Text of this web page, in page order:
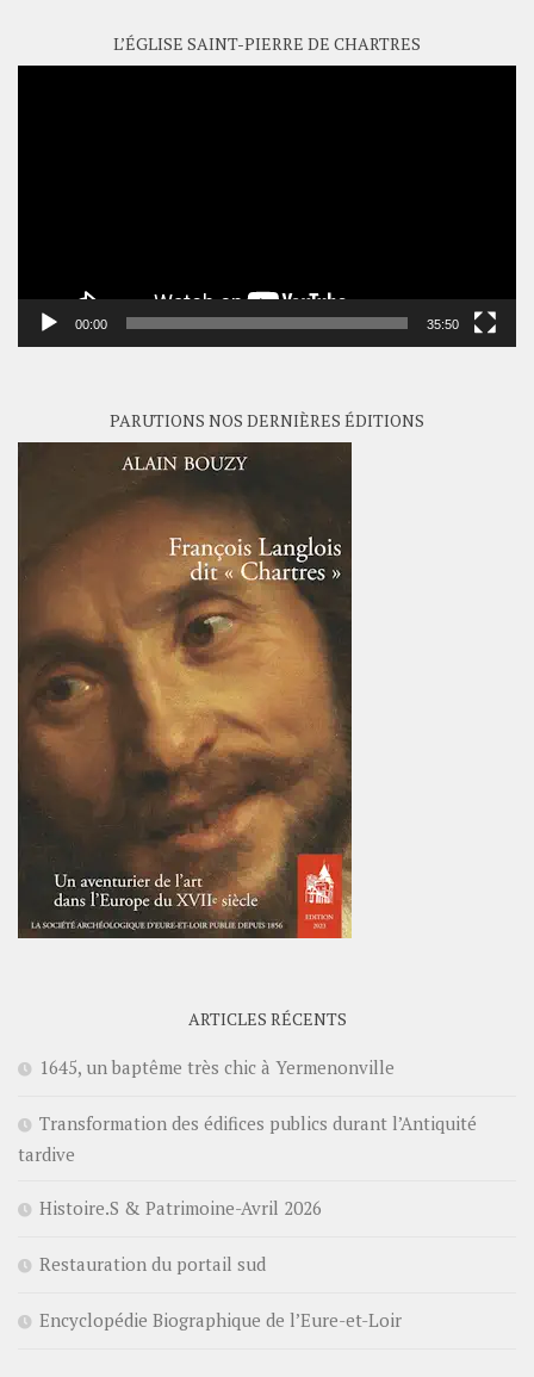
L’ÉGLISE SAINT-PIERRE DE CHARTRES
00:00 35:50
PARUTIONS NOS DERNIÈRES ÉDITIONS
ARTICLES RÉCENTS
1645, un baptême très chic à Yermenonville
Transformation des édifices publics durant l’Antiquité
tardive
Histoire.S & Patrimoine-Avril 2026
Restauration du portail sud
Encyclopédie Biographique de l’Eure-et-Loir